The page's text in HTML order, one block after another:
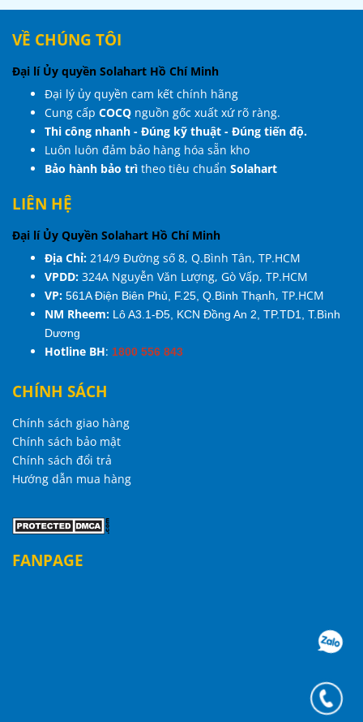
VỀ CHÚNG TÔI
Đại lí Ủy quyền Solahart Hồ Chí Minh
Đại lý ủy quyền cam kết chính hãng
Cung cấp COCQ nguồn gốc xuất xứ rõ ràng.
Thi công nhanh - Đúng kỹ thuật - Đúng tiến độ.
Luôn luôn đảm bảo hàng hóa sẵn kho
Bảo hành bảo trì theo tiêu chuẩn Solahart
LIÊN HỆ
Đại lí Ủy Quyền Solahart Hồ Chí Minh
Địa Chỉ: 214/9 Đường số 8, Q.Bình Tân, TP.HCM
VPDD: 324A Nguyễn Văn Lượng, Gò Vấp, TP.HCM
VP: 561A Điện Biên Phủ, F.25, Q.Bình Thạnh, TP.HCM
NM Rheem: Lô A3.1-Đ5, KCN Đồng An 2, TP.TD1, T.Bình
Dương
Hotline BH: 1800 556 843
CHÍNH SÁCH
Chính sách giao hàng
Chính sách bảo mật
Chính sách đổi trả
Hướng dẫn mua hàng
FANPAGE